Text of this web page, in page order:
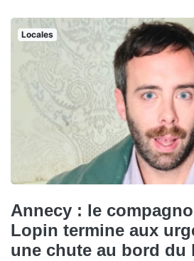
Locales
Annecy : le
Lopin termine aux
une chute au bord du